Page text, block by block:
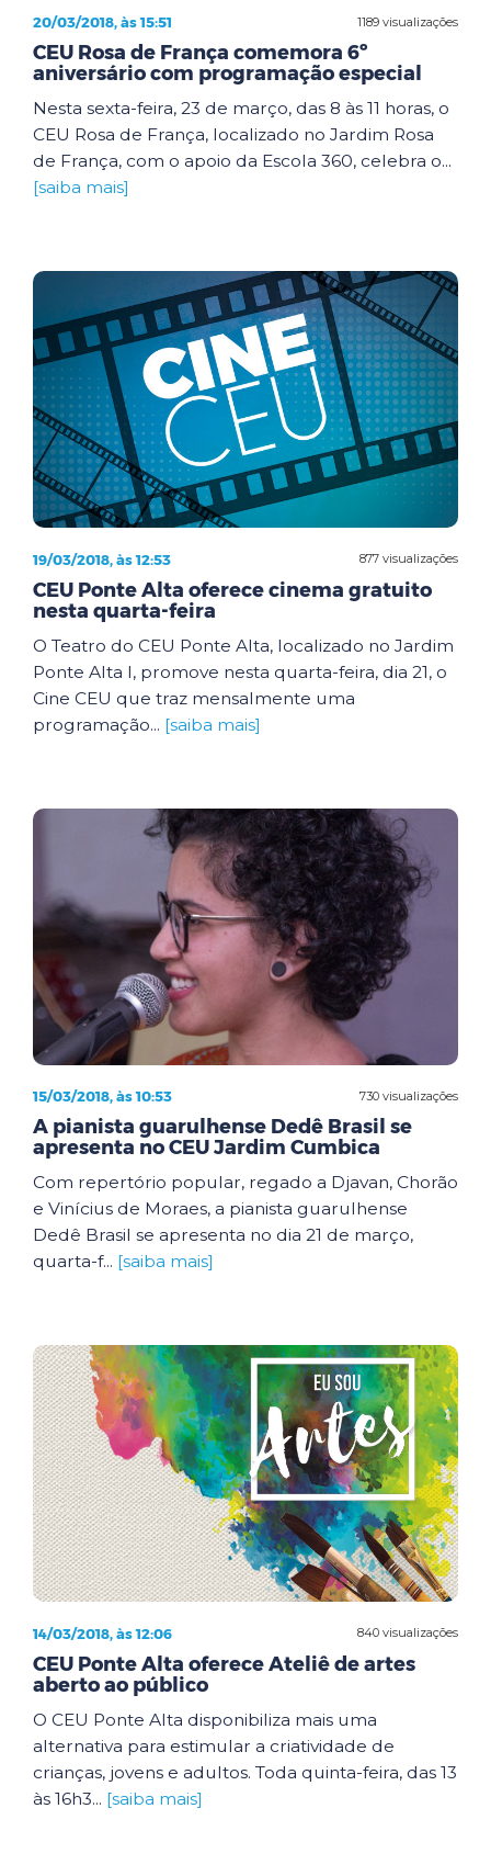
1189 visualizações
20/03/2018, às 15:51
CEU Rosa de França comemora 6º
aniversário com programação especial
Nesta sexta-feira, 23 de março, das 8 às 11 horas, o
CEU Rosa de França, localizado no Jardim Rosa
de França, com o apoio da Escola 360, celebra o...
[saiba mais]
877 visualizações
19/03/2018, às 12:53
CEU Ponte Alta oferece cinema gratuito
nesta quarta-feira
O Teatro do CEU Ponte Alta, localizado no Jardim
Ponte Alta I, promove nesta quarta-feira, dia 21, o
Cine CEU que traz mensalmente uma
programação... [saiba mais]
730 visualizações
15/03/2018, às 10:53
A pianista guarulhense Dedê Brasil se
apresenta no CEU Jardim Cumbica
Com repertório popular, regado a Djavan, Chorão
e Vinícius de Moraes, a pianista guarulhense
Dedê Brasil se apresenta no dia 21 de março,
quarta-f... [saiba mais]
840 visualizações
14/03/2018, às 12:06
CEU Ponte Alta oferece Ateliê de artes
aberto ao público
O CEU Ponte Alta disponibiliza mais uma
alternativa para estimular a criatividade de
crianças, jovens e adultos. Toda quinta-feira, das 13
às 16h3... [saiba mais]